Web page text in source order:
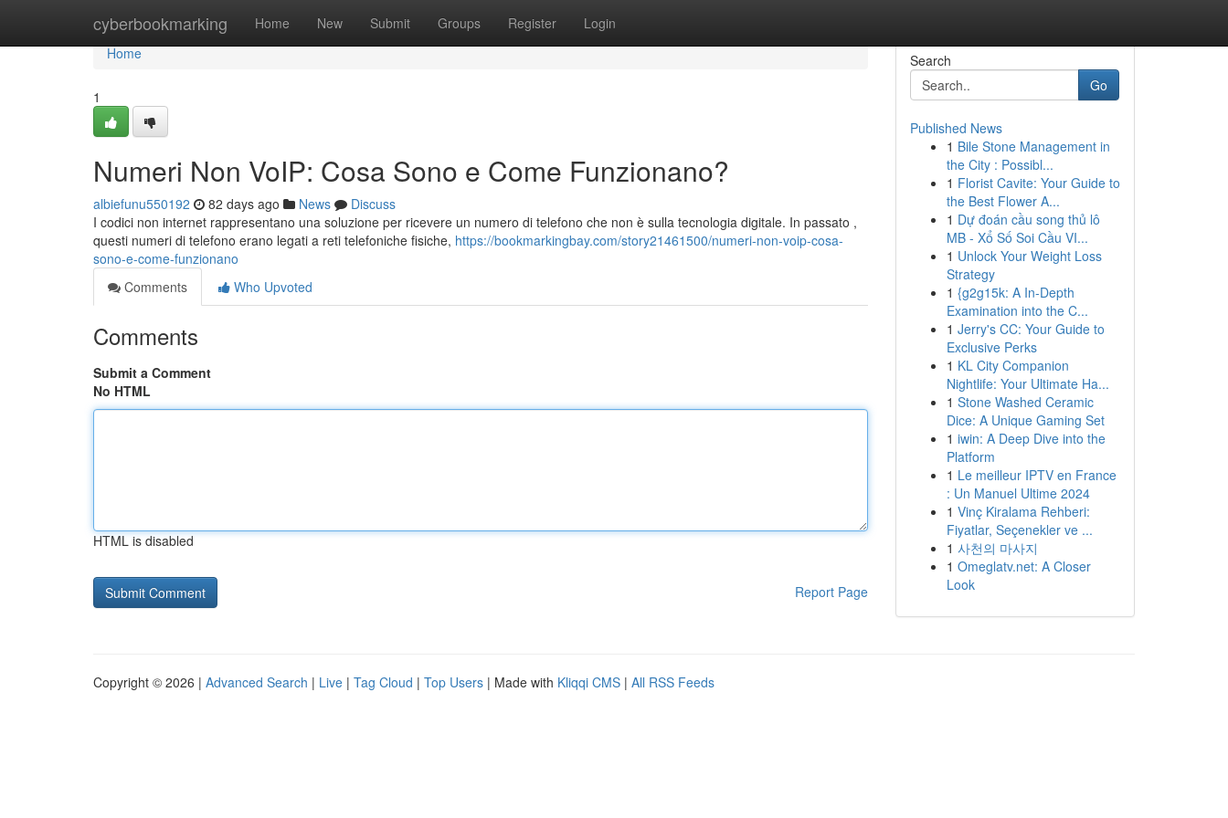
cyberbookmarking Home New Submit Groups Register Login
Home
Home
1
Numeri Non VoIP: Cosa Sono e Come Funzionano?
albiefunu550192 82 days ago News
Discuss
I codici non internet rappresentano una soluzione per ricevere un numero di telefono che non è sulla tecnologia digitale. In passato ,
questi numeri di telefono erano legati a reti telefoniche fisiche, https://bookmarkingbay.com/story21461500/numeri-non-voip-cosa-
sono-e-come-funzionano
Comments
Who Upvoted
Comments
Submit a Comment
No HTML
HTML is disabled
Report Page
Search
Go
Published News
1 Bile Stone Management in
the City : Possibl...
1 Florist Cavite: Your Guide to
the Best Flower A...
1 Dự đoán cầu song thủ lô
MB - Xổ Số Soi Cầu VI...
1 Unlock Your Weight Loss
Strategy
1 {g2g15k: A In-Depth
Examination into the C...
1 Jerry's CC: Your Guide to
Exclusive Perks
1 KL City Companion
Nightlife: Your Ultimate Ha...
1 Stone Washed Ceramic
Dice: A Unique Gaming Set
1 iwin: A Deep Dive into the
Platform
1 Le meilleur IPTV en France
: Un Manuel Ultime 2024
1 Vinç Kiralama Rehberi:
Fiyatlar, Seçenekler ve ...
1 사천의 마사지
1 Omeglatv.net: A Closer
Look
Copyright © 2026 | Advanced Search | Live | Tag Cloud | Top Users | Made with Kliqqi CMS | All RSS Feeds